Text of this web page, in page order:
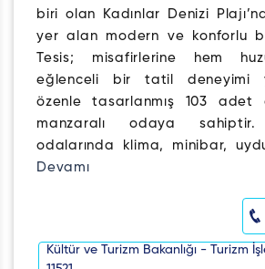
biri olan Kadınlar Denizi
yer alan modern ve konforlu
Tesis; misafirlerine hem
eğlenceli bir tatil deneyimi
özenle tasarlanmış 103
manzaralı odaya
odalarında klima, minibar,
Devamı
Kültür ve Turizm Bakanlığı - Turizm